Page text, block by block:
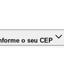
o seu CEP